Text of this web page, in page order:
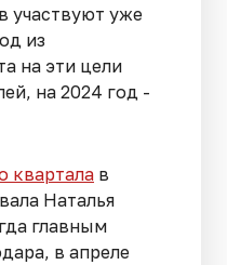
участвуют уже
из
на эти цели
на 2024 год -
квартала в
Наталья
главным
в апреле